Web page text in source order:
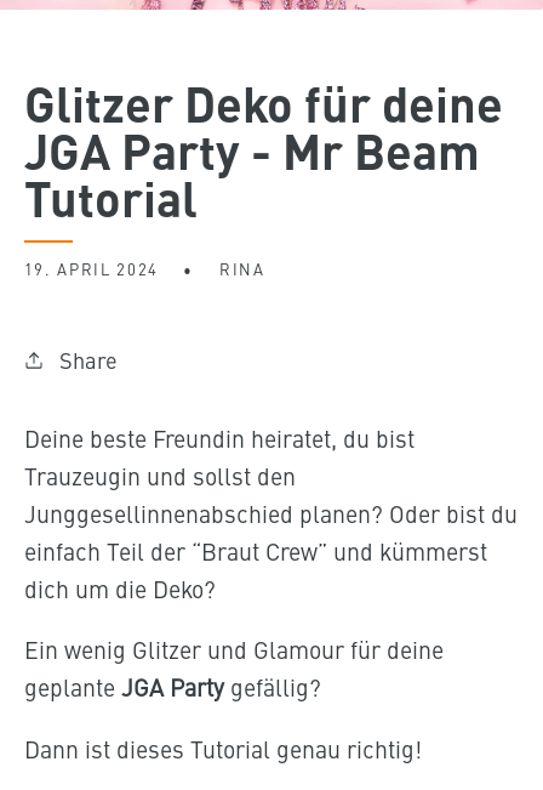
Glitzer Deko für deine
JGA Party - Mr Beam
Tutorial
19. APRIL 2024 RINA
Share
Deine beste Freundin heiratet, du bist
Trauzeugin und sollst den
Junggesellinnenabschied planen? Oder bist du
einfach Teil der “Braut Crew” und kümmerst
dich um die Deko?
Ein wenig Glitzer und Glamour für deine
geplante JGA Partygefällig?
Dann ist dieses Tutorial genau richtig!